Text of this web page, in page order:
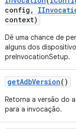
config ,
context)
Dê uma chance de
alguns dos
preInvocationSetup.
getAdbVersion()
Retorna a versão do
para a invocação.